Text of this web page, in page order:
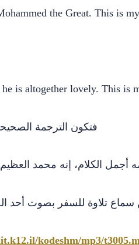
is altogether lovely. This is
فتكون الترجمة
أجمل الكلام، إنه محمد
تلاوة للسفر بصوت أحد
kodeshm/mp3/